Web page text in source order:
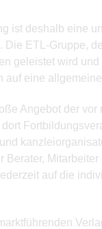
ist deshalb eine
ETL-Gruppe,
wird
eine
Angebot der
Berater,
auf die